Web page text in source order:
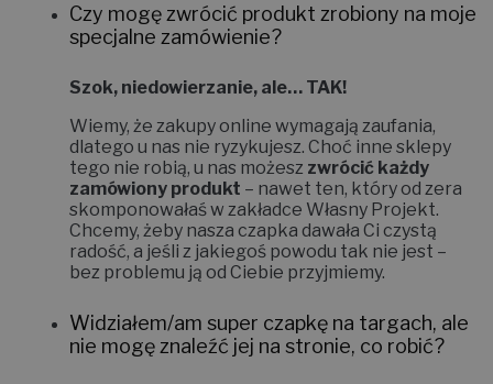
Czy mogę zwrócić produkt zrobiony na moje
specjalne zamówienie?
Szok, niedowierzanie, ale… TAK!
Wiemy, że zakupy online wymagają zaufania,
dlatego u nas nie ryzykujesz. Choć inne sklepy
tego nie robią, u nas możesz zwrócić każdy
zamówiony produkt – nawet ten, który od zera
skomponowałaś w zakładce Własny Projekt.
Chcemy, żeby nasza czapka dawała Ci czystą
radość, a jeśli z jakiegoś powodu tak nie jest –
bez problemu ją od Ciebie przyjmiemy.
Widziałem/am super czapkę na targach, ale
nie mogę znaleźć jej na stronie, co robić?